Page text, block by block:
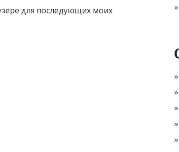
для последующих моих